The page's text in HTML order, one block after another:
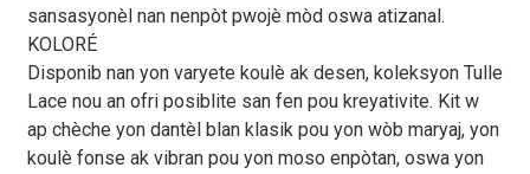
sansasyonèl nan nenpòt pwojè mòd oswa atizanal.
KOLORÉ
Disponib nan yon varyete koulè ak desen, koleksyon Tulle
Lace nou an ofri posiblite san fen pou kreyativite. Kit w
ap chèche yon dantèl blan klasik pou yon wòb maryaj, yon
koulè fonse ak vibran pou yon moso enpòtan, oswa yon